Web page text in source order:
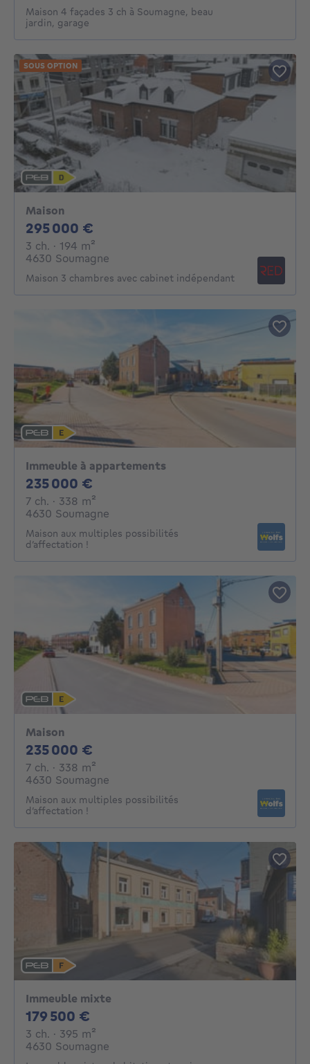
Maison 4 façades 3 ch à Soumagne, beau
jardin, garage
Maison
295 000 €
3 ch. 3 chambres
· 194 m²
4630 Soumagne
Maison 3 chambres avec cabinet indépendant
SOUS OPTION
Immeuble à appartements
235 000 €
7 ch. 7 chambres
· 338 m²
4630 Soumagne
Maison aux multiples possibilités
d’affectation !
Maison
235 000 €
7 ch. 7 chambres
· 338 m²
4630 Soumagne
Maison aux multiples possibilités
d’affectation !
Immeuble mixte
179 500 €
3 ch. 3 chambres
· 395 m²
4630 Soumagne